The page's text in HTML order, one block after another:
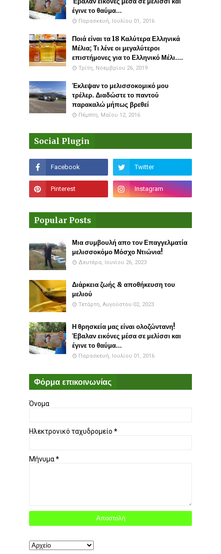
έγινε το θαύμα...
Παρασκευή, Ιουλίου 01, 2016
Ποιά είναι τα 18 Καλύτερα Ελληνικά
Μέλια; Τι λένε οι μεγαλύτεροι
επιστήμονες για το Ελληνικό Μέλι....
Τρίτη, Νοεμβρίου 26, 2019
Έκλεψαν το μελισσοκομικό μου
τρέλερ. Διαδώστε το παντού
παρακαλώ μήπως βρεθεί
Πέμπτη, Μαΐου 12, 2016
Social Plugin
Popular Posts
Μια συμβουλή απο τον Επαγγελματία
μελισσοκόμο Μόσχο Ντιώνια!
Δευτέρα, Ιουνίου 26, 2023
Διάρκεια ζωής & αποθήκευση του
μελιού
Τετάρτη, Αυγούστου 02, 2023
Η θρησκεία μας είναι ολοζώντανη!
Έβαλαν εικόνες μέσα σε μελίσσι και
έγινε το θαύμα...
Παρασκευή, Ιουλίου 01, 2016
Φόρμα επικοινωνίας
Όνομα
Ηλεκτρονικό ταχυδρομείο *
Μήνυμα*